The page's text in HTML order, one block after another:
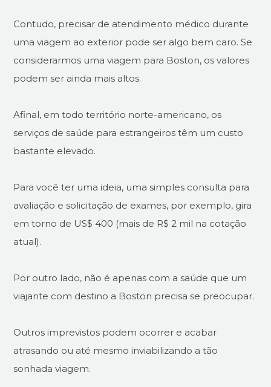
Contudo, precisar de atendimento médico durante
uma viagem ao exterior pode ser algo bem caro. Se
considerarmos uma viagem para Boston, os valores
podem ser ainda mais altos.
Afinal, em todo território norte-americano, os
serviços de saúde para estrangeiros têm um custo
bastante elevado.
Para você ter uma ideia, uma simples consulta para
avaliação e solicitação de exames, por exemplo, gira
em torno de US$ 400 (mais de R$ 2 mil na cotação
atual).
Por outro lado, não é apenas com a saúde que um
viajante com destino a Boston precisa se preocupar.
Outros imprevistos podem ocorrer e acabar
atrasando ou até mesmo inviabilizando a tão
sonhada viagem.